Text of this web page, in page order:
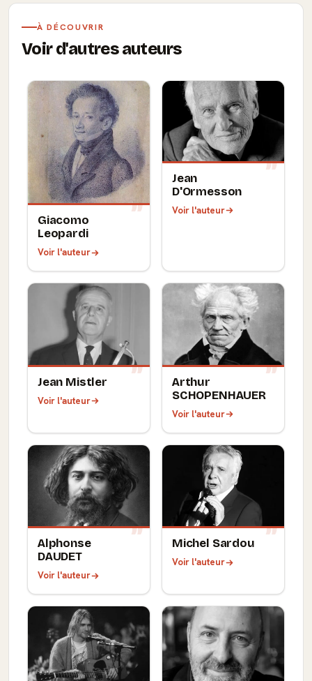
À DÉCOUVRIR
Voir d'autres auteurs
Giacomo
Leopardi
Voir l'auteur
Jean
D'Ormesson
Voir l'auteur
Jean Mistler
Voir l'auteur
Arthur
SCHOPENHAUER
Voir l'auteur
Alphonse
DAUDET
Voir l'auteur
Michel Sardou
Voir l'auteur